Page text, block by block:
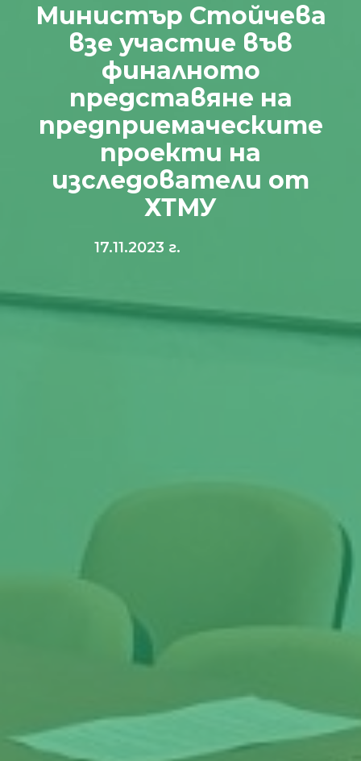
Министър Стойчева
взе участие във
финалното
представяне на
предприемаческите
проекти на
изследователи от
ХТМУ
17.11.2023 г.